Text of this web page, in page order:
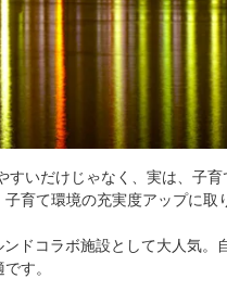
いだけじゃなく、実は、子
育て環境の充実度アップに取
ドコラボ施設として大人気。
す。